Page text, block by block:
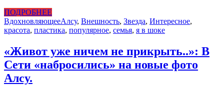
ПОДРОБНЕЕ
ВдохновляющееАлсу, Внешность, Звезда, Интересное,
красота, пластика, популярное, семья, я в шоке
«Живот yжe ничем не прикрыть..»: В
Сети «набросились» на новые фото
Алсу.